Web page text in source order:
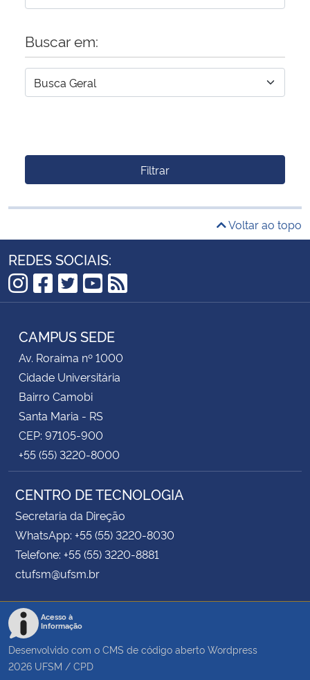
Buscar em:
Filtrar
Voltar ao topo
REDES SOCIAIS:
Instagram
Facebook
Twitter
YouTube
RSS
CAMPUS SEDE
Av. Roraima nº 1000
Cidade Universitária
Bairro Camobi
Santa Maria - RS
CEP: 97105-900
+55 (55) 3220-8000
CENTRO DE TECNOLOGIA
Secretaria da Direção
WhatsApp: +55 (55) 3220-8030
Telefone: +55 (55) 3220-8881
ctufsm@ufsm.br
Acesso à
Informação
Desenvolvido com o CMS de código aberto Wordpress
2026 UFSM / CPD